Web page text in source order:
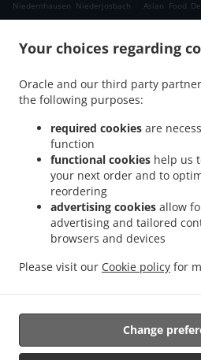
Your choices regarding
Oracle and our third party
the following purposes:
required cookies are
function
functional cookies help us
your next order and to
reordering
advertising cookies allow
advertising and tailored
browsers and devices
Please visit our Cookie policy for
Change
Niedernhausen Niederjosbach
. Asian Food
.
Delivery Waldems Steinfischbach
Asian Food
Delivery Taunusstein Eschenhahn . Asian Food
Food Delivery Taunusstein Maisel
Food Delivery Taunusstein Wildpark
Asian
Asian Food Delivery Taunusstein Hahn
Niederlibbach . Asian Food Delivery Taunusstein
Asian Food Delivery Bad Camberg
Camberg Walsdorf
Asian Food Delivery
Eselsweide . Asian Food Delivery Hünfelden
Bechtheim . Asian Food Delivery Hünfelden
Asian Food Delivery Eppstein Niederjosbach
Supported
https://foodbooking-germany.de